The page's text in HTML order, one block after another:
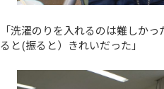
「洗濯のりを入れるのは難しか
ると(振ると）きれいだった」